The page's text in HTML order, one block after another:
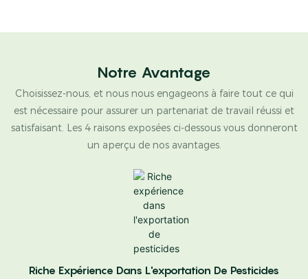
Notre Avantage
Choisissez-nous, et nous nous engageons à faire tout ce qui
est nécessaire pour assurer un partenariat de travail réussi et
satisfaisant. Les 4 raisons exposées ci-dessous vous donneront
un aperçu de nos avantages.
Riche Expérience Dans L'exportation De Pesticides